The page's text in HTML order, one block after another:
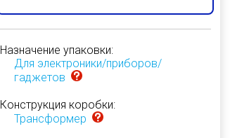
Назначение упаковки:
Для электроники/приборов/
гаджетов
Конструкция коробки:
Трансформер